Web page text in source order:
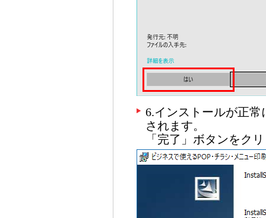
6.インストールが正
されます。
「完了」ボタンをク